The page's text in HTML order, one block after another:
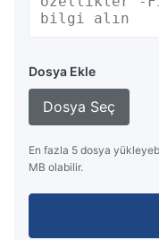
Dosya Ekle
Dosya Seç
En fazla 5 dosya
MB olabilir.